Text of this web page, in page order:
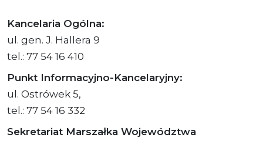
Kancelaria Ogólna:
ul. gen. J. Hallera 9
tel.: 77 54 16 410
Punkt Informacyjno-Kancelaryjny:
ul. Ostrówek 5,
tel.: 77 54 16 332
Sekretariat Marszałka Województwa